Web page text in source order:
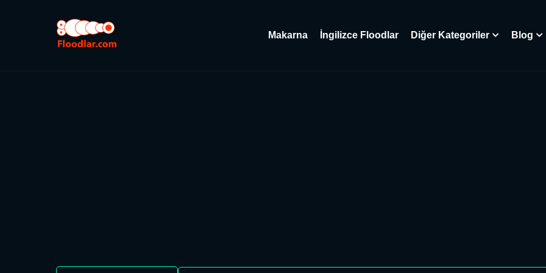
Makarna İngilizce Floodlar Diğer Kategoriler Blog